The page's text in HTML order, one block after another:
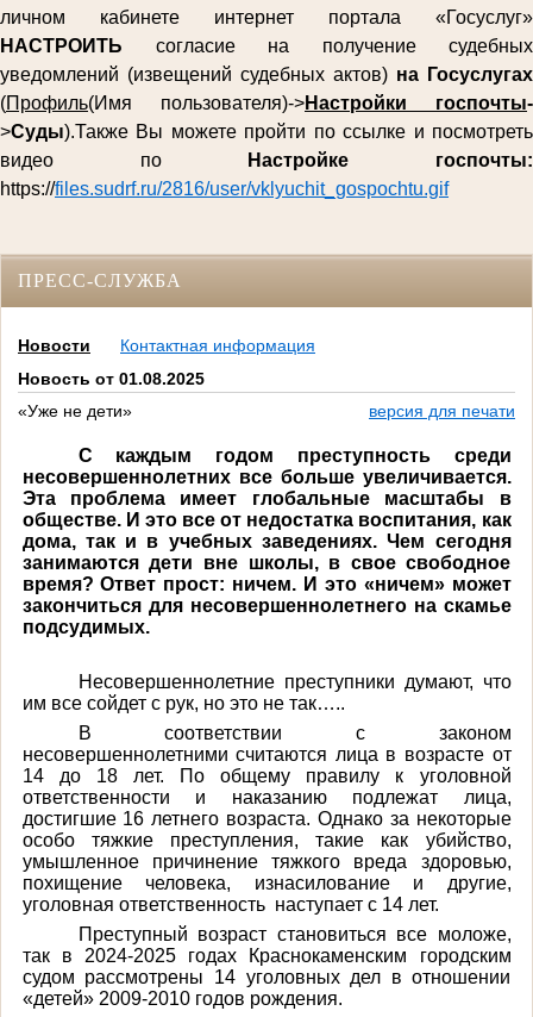
личном кабинете интернет портала «Госуслуг»
НАСТРОИТЬ согласие на получение судебных
уведомлений (извещений судебных актов) на Госуслугах
(Профиль(Имя пользователя)->Настройки госпочты-
>Суды).Также Вы можете пройти по ссылке и посмотреть
видео по
Настройке госпочты:
https://files.sudrf.ru/2816/user/vklyuchit_gospochtu.gif
ПРЕСС-СЛУЖБА
Новости
Контактная информация
Новость от 01.08.2025
«Уже не дети»
версия для печати
С каждым годом преступность среди
несовершеннолетних все больше увеличивается.
Эта проблема имеет глобальные масштабы в
обществе. И это все от недостатка воспитания, как
дома, так и в учебных заведениях. Чем сегодня
занимаются дети вне школы, в свое свободное
время? Ответ прост: ничем. И это «ничем» может
закончиться для несовершеннолетнего на скамье
подсудимых.
Несовершеннолетние преступники думают, что
им все сойдет с рук, но это не так…..
В соответствии с законом
несовершеннолетними считаются лица в возрасте от
14 до 18 лет. По общему правилу к уголовной
ответственности и наказанию подлежат лица,
достигшие 16 летнего возраста. Однако за некоторые
особо тяжкие преступления, такие как убийство,
умышленное причинение тяжкого вреда здоровью,
похищение человека, изнасилование и другие,
уголовная ответственность наступает с 14 лет.
Преступный возраст становиться все моложе,
так в 2024-2025 годах Краснокаменским городским
судом рассмотрены 14 уголовных дел в отношении
«детей» 2009-2010 годов рождения.